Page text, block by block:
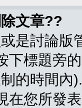
文章??
是討論
下標題旁
的時間
在您所發